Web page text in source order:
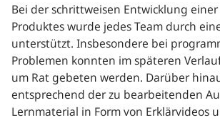
Bei der schrittweisen Entwicklung
Produktes wurde jedes Team durch
unterstützt. Insbesondere bei
Problemen konnten im späteren
um Rat gebeten werden. Darüber
entsprechend der zu bearbeitenden
Lernmaterial in Form von Erklärvideos